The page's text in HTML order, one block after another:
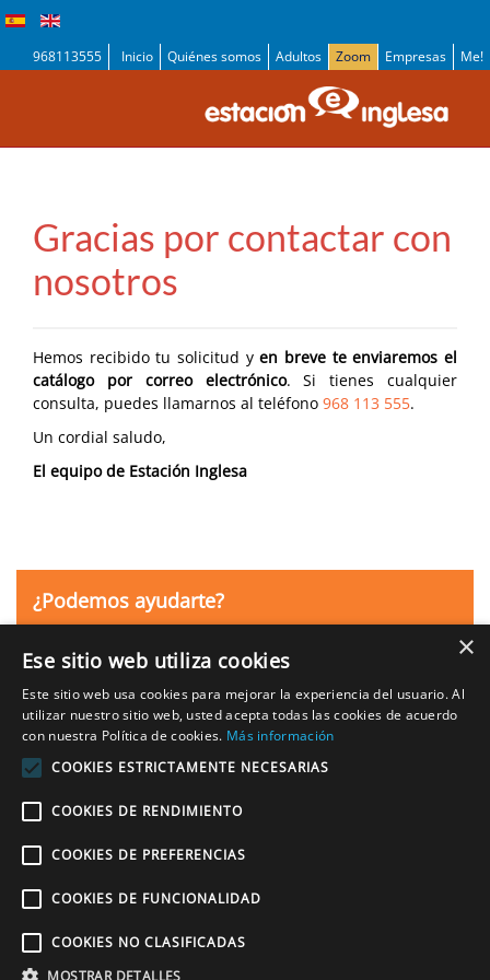
968113555 Inicio Quiénes somos Adultos Zoom Empresas Me!
Gracias por contactar con
nosotros
Hemos recibido tu solicitud yen breve te enviaremos el
catálogo por correo electrónico. Si tienes cualquier
consulta, puedes llamarnos al teléfono 968 113 555.
Un cordial saludo,
El equipo de Estación Inglesa
¿Podemos ayudarte?
Llámanos al
968 113 555
SÍGUENOS EN FACEBOOK
968 113 555. Fax: +34 910 052 442. Todos los derechos reservados. |
Política de cookies
×
Ese sitio web utiliza cookies
Este sitio web usa cookies para mejorar la experiencia del usuario. Al
utilizar nuestro sitio web, usted acepta todas las cookies de acuerdo
con nuestra Política de cookies. Más información
COOKIES ESTRICTAMENTE NECESARIAS
COOKIES DE RENDIMIENTO
COOKIES DE PREFERENCIAS
COOKIES DE FUNCIONALIDAD
COOKIES NO CLASIFICADAS
MOSTRAR DETALLES